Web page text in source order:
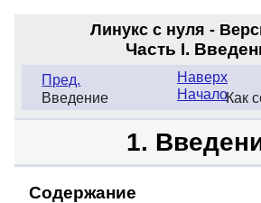
Линукс с нуля -
Часть I.
Пред.
Введение
Как
Наверх
Начало
1.
Содержание